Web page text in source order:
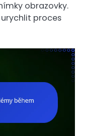
obrazovky.
proces